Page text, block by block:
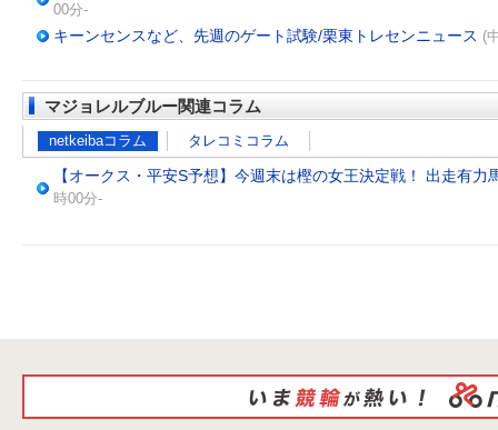
00分-
キーンセンスなど、先週のゲート試験/栗東トレセンニュース (
マジョレルブルー関連コラム
netkeibaコラム タレコミコラム
【オークス・平安S予想】今週末は樫の女王決定戦！ 出走有力
時00分-